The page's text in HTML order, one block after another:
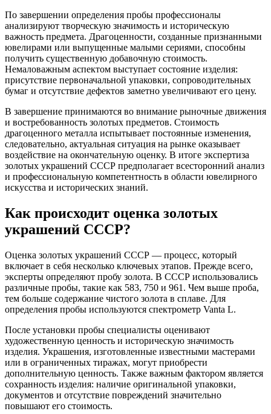
По завершении определения пробы профессионалы
анализируют творческую значимость и историческую
важность предмета. Драгоценности, созданные признанными
ювелирами или выпущенные малыми сериями, способны
получить существенную добавочную стоимость.
Немаловажным аспектом выступает состояние изделия:
присутствие первоначальной упаковки, сопроводительных
бумаг и отсутствие дефектов заметно увеличивают его цену.
В завершение принимаются во внимание рыночные движения
и востребованность золотых предметов. Стоимость
драгоценного металла испытывает постоянные изменения,
следовательно, актуальная ситуация на рынке оказывает
воздействие на окончательную оценку. В итоге экспертиза
золотых украшений СССР предполагает всесторонний анализ
и профессиональную компетентность в области ювелирного
искусства и исторических знаний.
Как происходит оценка золотых
украшений СССР?
Оценка золотых украшений СССР — процесс, который
включает в себя несколько ключевых этапов. Прежде всего,
эксперты определяют пробу золота. В СССР использовались
различные пробы, такие как 583, 750 и 961. Чем выше проба,
тем больше содержание чистого золота в сплаве. Для
определения пробы используются спектрометр Vanta L.
После установки пробы специалисты оценивают
художественную ценность и историческую значимость
изделия. Украшения, изготовленные известными мастерами
или в ограниченных тиражах, могут приобрести
дополнительную ценность. Также важным фактором является
сохранность изделия: наличие оригинальной упаковки,
документов и отсутствие повреждений значительно
повышают его стоимость.